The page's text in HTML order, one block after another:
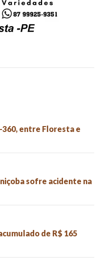
360, entre Floresta e
sofre acidente na
de R$ 165